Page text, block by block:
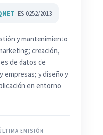
ES-0252/2013
y mantenimiento
creación,
de datos de
empresas; y diseño y
en entorno
EMISIÓN